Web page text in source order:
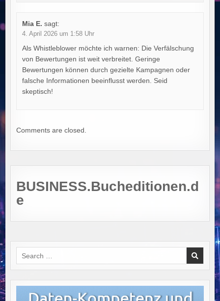
Mia E. sagt:
4. April 2026 um 1:58 Uhr
Als Whistleblower möchte ich warnen: Die Verfälschung
von Bewertungen ist weit verbreitet. Geringe
Bewertungen können durch gezielte Kampagnen oder
falsche Informationen beeinflusst werden. Seid
skeptisch!
Comments are closed.
BUSINESS.Bucheditionen.d
e
Search
for: